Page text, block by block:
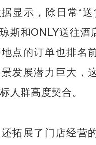
显示，除日常“
斯和ONLY送往酒
点的订单也排名
发展潜力巨大，
人群高度契合。
拓展了门店经营